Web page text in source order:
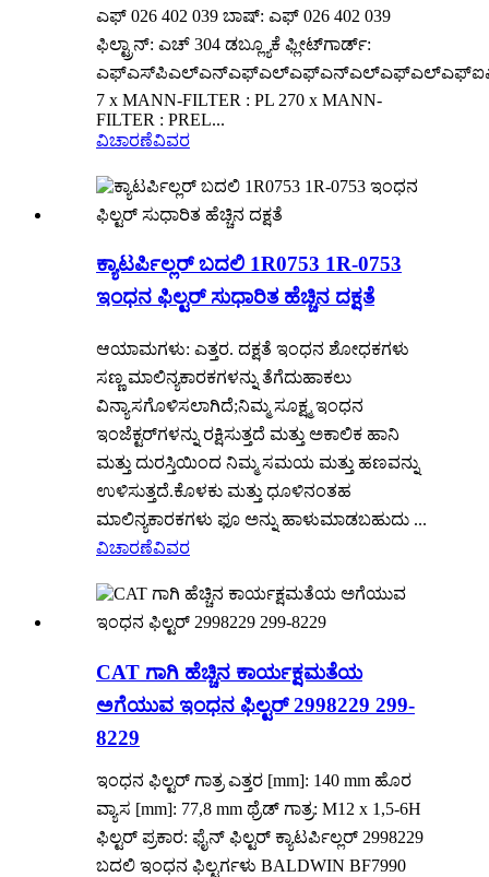
ಎಫ್ 026 402 039 ಬಾಷ್: ಎಫ್ 026 402 039
ಫಿಲ್ಟ್ರಾನ್: ಎಚ್ 304 ಡಬ್ಲ್ಯೂಕೆ ಫ್ಲೀಟ್‌ಗಾರ್ಡ್:
7 x MANN-FILTER : PL 270 x MANN-
FILTER : PREL...
ವಿಚಾರಣೆವಿವರ
ಕ್ಯಾಟರ್ಪಿಲ್ಲರ್ ಬದಲಿ 1R0753 1R-0753
ಇಂಧನ ಫಿಲ್ಟರ್ ಸುಧಾರಿತ ಹೆಚ್ಚಿನ ದಕ್ಷತೆ
ಆಯಾಮಗಳು: ಎತ್ತರ. ದಕ್ಷತೆ ಇಂಧನ ಶೋಧಕಗಳು
ಸಣ್ಣ ಮಾಲಿನ್ಯಕಾರಕಗಳನ್ನು ತೆಗೆದುಹಾಕಲು
ವಿನ್ಯಾಸಗೊಳಿಸಲಾಗಿದೆ;ನಿಮ್ಮ ಸೂಕ್ಷ್ಮ ಇಂಧನ
ಇಂಜೆಕ್ಟರ್‌ಗಳನ್ನು ರಕ್ಷಿಸುತ್ತದೆ ಮತ್ತು ಅಕಾಲಿಕ ಹಾನಿ
ಮತ್ತು ದುರಸ್ತಿಯಿಂದ ನಿಮ್ಮ ಸಮಯ ಮತ್ತು ಹಣವನ್ನು
ಉಳಿಸುತ್ತದೆ.ಕೊಳಕು ಮತ್ತು ಧೂಳಿನಂತಹ
ಮಾಲಿನ್ಯಕಾರಕಗಳು ಫೂ ಅನ್ನು ಹಾಳುಮಾಡಬಹುದು ...
ವಿಚಾರಣೆವಿವರ
CAT ಗಾಗಿ ಹೆಚ್ಚಿನ ಕಾರ್ಯಕ್ಷಮತೆಯ
ಅಗೆಯುವ ಇಂಧನ ಫಿಲ್ಟರ್ 2998229 299-
8229
ಇಂಧನ ಫಿಲ್ಟರ್ ಗಾತ್ರ ಎತ್ತರ [mm]: 140 mm ಹೊರ
ವ್ಯಾಸ [mm]: 77,8 mm ಥ್ರೆಡ್ ಗಾತ್ರ: M12 x 1,5-6H
ಫಿಲ್ಟರ್ ಪ್ರಕಾರ: ಫೈನ್ ಫಿಲ್ಟರ್ ಕ್ಯಾಟರ್ಪಿಲ್ಲರ್ 2998229
ಬದಲಿ ಇಂಧನ ಫಿಲ್ಟರ್ಗಳು BALDWIN BF7990